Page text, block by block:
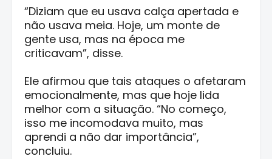
“Diziam que eu usava calça apertada e
não usava meia. Hoje, um monte de
gente usa, mas na época me
criticavam”, disse.
Ele afirmou que tais ataques o afetaram
emocionalmente, mas que hoje lida
melhor com a situação. “No começo,
isso me incomodava muito, mas
aprendi a não dar importância”,
concluiu.